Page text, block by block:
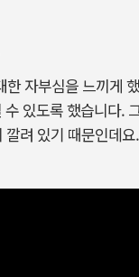
자부심을 느끼게
있도록 했습니다.
깔려 있기 때문인데